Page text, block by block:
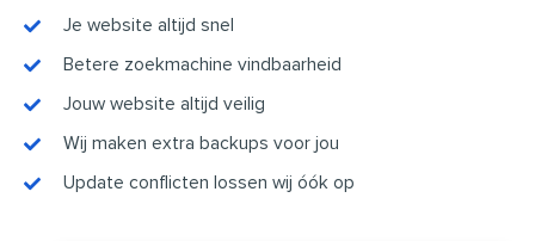
Je website altijd snel
Betere zoekmachine vindbaarheid
Jouw website altijd veilig
Wij maken extra backups voor jou
Update conflicten lossen wij óók op